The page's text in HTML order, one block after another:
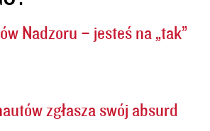
Nadzoru – jesteś na „tak”
zgłasza swój absurd